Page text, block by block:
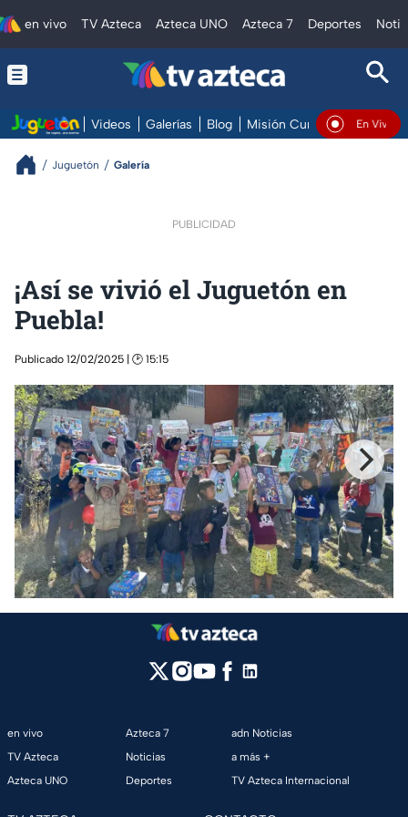
en vivo TV Azteca Azteca UNO Azteca 7 Deportes
Videos Galerías Blog Misión Cumplida En Vivo
En Vivo
Juguetón Galería
PUBLICIDAD
¡Así se vivió el Juguetón en
Puebla!
Publicado 12/02/2025 | 🕑 15:15
en vivo
TV Azteca
Azteca UNO
Azteca 7
Noticias
Deportes
adn Noticias
a más +
TV Azteca Internacional